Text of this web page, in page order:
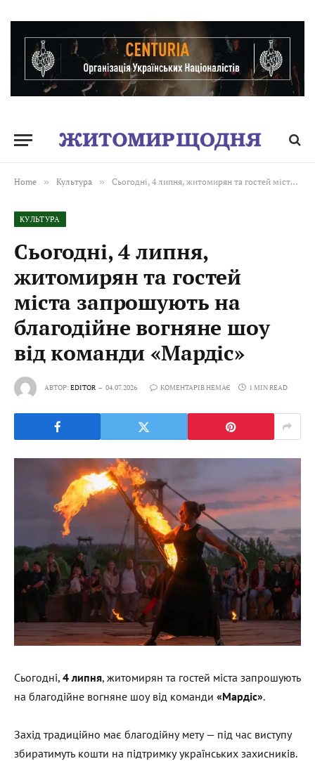
Home » Культура » Сьогодні, 4 липня, житомирян та гостей міста запрошують на благодійне вогняне шоу від команди «Мардіс»
КУЛЬТУРА
Сьогодні, 4 липня,
житомирян та гостей
міста запрошують на
благодійне вогняне шоу
від команди «Мардіс»
АВТОР:EDITOR 04.07.2026 КОМЕНТАРІВ НЕМАЄ 1 MIN READ
Сьогодні, 4 липня, житомирян та гостей міста запрошують
на благодійне вогняне шоу від команди «Мардіс».
Захід традиційно має благодійну мету — під час виступу
збиратимуть кошти на підтримку українських захисників.